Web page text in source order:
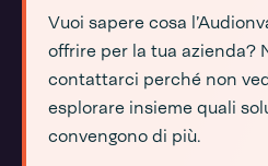
Vuoi sapere cosa
offrire per la tua azienda?
contattarci perché non
esplorare insieme quali
convengono di più.